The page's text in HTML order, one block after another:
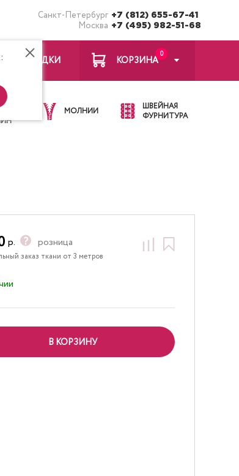
Санкт-Петербург +7 (812) 655-67-41
Москва +7 (495) 982-51-68
ЗАКЛАДКИ
0
КОРЗИНА
МОЛНИИ
ШВЕЙНАЯ
ФУРНИТУРА
р. розница
заказ ткани от 3 метров
В КОРЗИНУ